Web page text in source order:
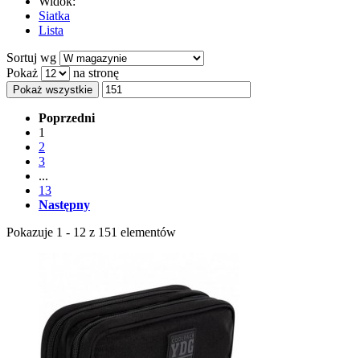
Siatka
Lista
Sortuj wg
Pokaż
na stronę
Pokaż wszystkie
Poprzedni
1
2
3
...
13
Następny
Pokazuje 1 - 12 z 151 elementów